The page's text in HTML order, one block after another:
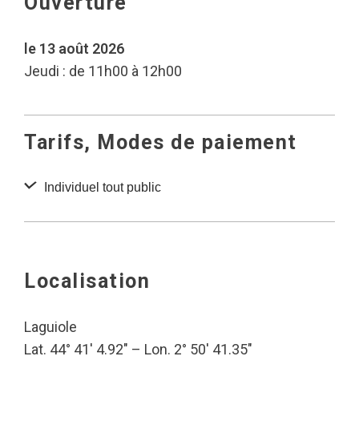
le 13 août 2026
Jeudi : de 11h00 à 12h00
Tarifs, Modes de paiement
Individuel tout public
Localisation
Laguiole
Lat. 44° 41′ 4.92″ – Lon. 2° 50′ 41.35″